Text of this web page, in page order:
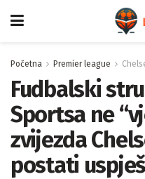
Početna Premier league
Fudbalski
Sportsa ne
zvijezda
postati